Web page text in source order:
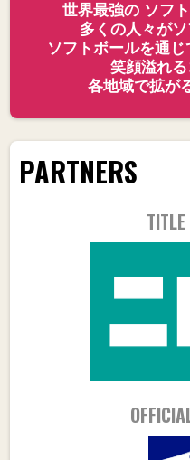
世界最強の ソフ
多くの人々がソ
ソフトボールを通じ
笑顔溢れ
各地域で拡が
PARTNERS